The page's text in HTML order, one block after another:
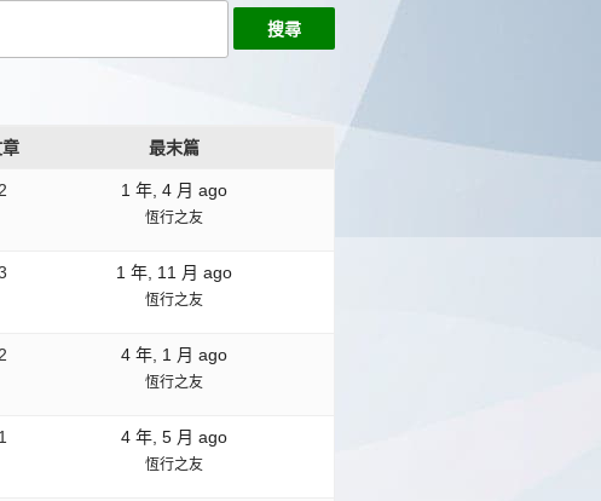
最末篇
2 1 年, 4 月 ago
恆行之友
1 年, 11 月 ago
恆行之友
2 4 年, 1 月 ago
恆行之友
1 4 年, 5 月 ago
恆行之友